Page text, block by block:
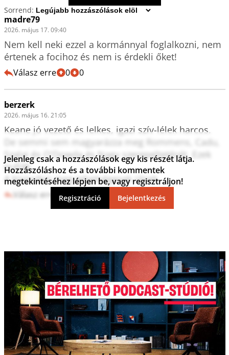
Sorrend:
madre79
2026. május 17. 09:40
Nem kell neki ezzel a kormánnyal foglalkozni, nem
értenek a focihoz és nem is érdekli őket!
Válasz erre 0 0
berzerk
2026. május 16. 21:05
Keane jó vezető és lelkes, igazi szív-lélek harcos.
De semmi sem magyarázza meg Rommens, Cadu,
Szalai és O'Dowda és Nagy szerepeltetését. Ezek
nullák.
A kispadon meg tehetségesek ülnek.
Válasz erre 0 0
Jelenleg csak a hozzászólások egy kis részét látja.
Hozzászóláshoz és a további kommentek
megtekintéséhez lépjen be, vagy regisztráljon!
Regisztráció Bejelentkezés